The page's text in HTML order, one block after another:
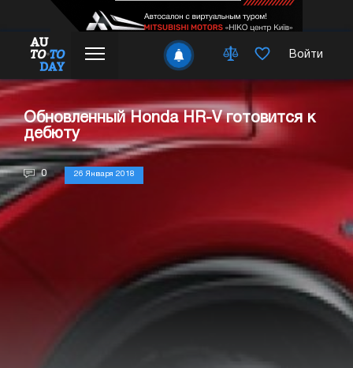
Войти
Обновленный Honda HR-V готовится к
дебюту
0 26 Января 2018